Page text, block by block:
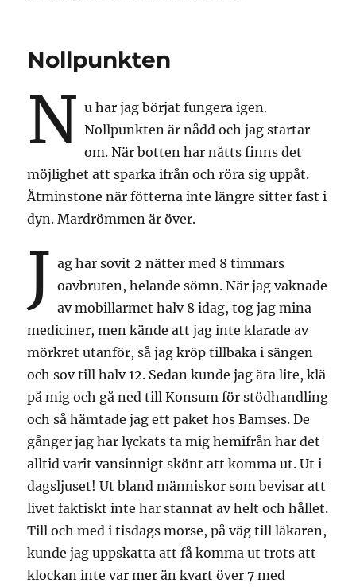
Nollpunkten
N u har jag börjat fungera igen.
Nollpunkten är nådd och jag startar
om. När botten har nåtts finns det
möjlighet att sparka ifrån och röra sig uppåt.
Åtminstone när fötterna inte längre sitter fast i
dyn. Mardrömmen är över.
J ag har sovit 2 nätter med 8 timmars
oavbruten, helande sömn. När jag vaknade
av mobillarmet halv 8 idag, tog jag mina
mediciner, men kände att jag inte klarade av
mörkret utanför, så jag kröp tillbaka i sängen
och sov till halv 12. Sedan kunde jag äta lite, klä
på mig och gå ned till Konsum för stödhandling
och så hämtade jag ett paket hos Bamses. De
gånger jag har lyckats ta mig hemifrån har det
alltid varit vansinnigt skönt att komma ut. Ut i
dagsljuset! Ut bland människor som bevisar att
livet faktiskt inte har stannat av helt och hållet.
Till och med i tisdags morse, på väg till läkaren,
kunde jag uppskatta att få komma ut trots att
klockan inte var mer än kvart över 7 med